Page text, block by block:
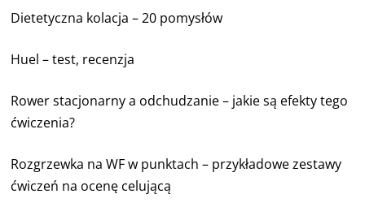
Dietetyczna kolacja – 20 pomysłów
Huel – test, recenzja
Rower stacjonarny a odchudzanie – jakie są efekty tego
ćwiczenia?
Rozgrzewka na WF w punktach – przykładowe zestawy
ćwiczeń na ocenę celującą